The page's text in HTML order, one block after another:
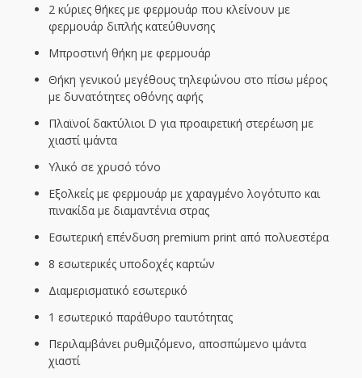
2 κύριες θήκες με φερμουάρ που κλείνουν με
φερμουάρ διπλής κατεύθυνσης
Μπροστινή θήκη με φερμουάρ
Θήκη γενικού μεγέθους τηλεφώνου στο πίσω μέρος
με δυνατότητες οθόνης αφής
Πλαϊνοί δακτύλιοι D για προαιρετική στερέωση με
χιαστί ιμάντα
Υλικό σε χρυσό τόνο
Εξολκείς με φερμουάρ με χαραγμένο λογότυπο και
πινακίδα με διαμαντένια στρας
Εσωτερική επένδυση premium print από πολυεστέρα
8 εσωτερικές υποδοχές καρτών
Διαμερισματικό εσωτερικό
1 εσωτερικό παράθυρο ταυτότητας
Περιλαμβάνει ρυθμιζόμενο, αποσπώμενο ιμάντα
χιαστί